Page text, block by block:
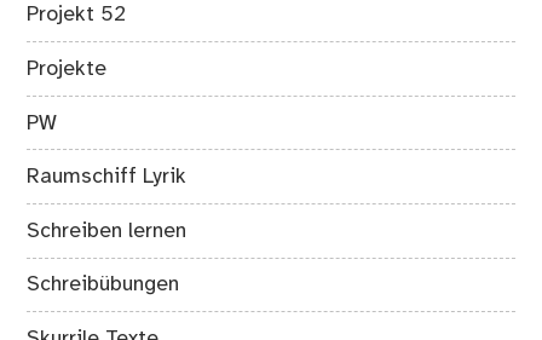
Projekt 52
Projekte
PW
Raumschiff Lyrik
Schreiben lernen
Schreibübungen